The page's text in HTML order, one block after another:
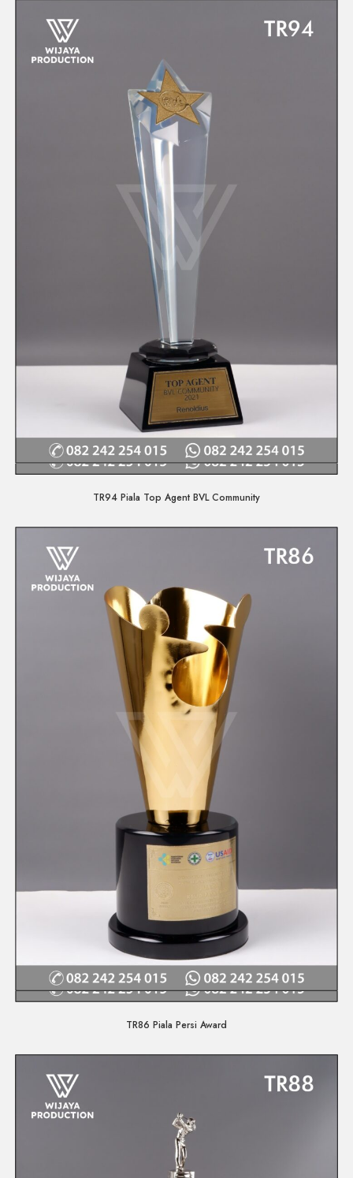
Quick View
TR94 Piala Top Agent BVL Community
Quick View
TR86 Piala Persi Award